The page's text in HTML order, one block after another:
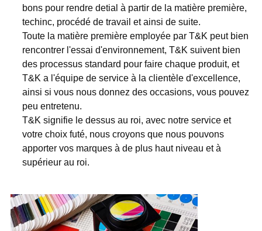
bons pour rendre detial à partir de la matière première,
techinc, procédé de travail et ainsi de suite.
Toute la matière première employée par T&K peut bien
rencontrer l'essai d'environnement, T&K suivent bien
des processus standard pour faire chaque produit, et
T&K a l'équipe de service à la clientèle d'excellence,
ainsi si vous nous donnez des occasions, vous pouvez
peu entretenu.
T&K signifie le dessus au roi, avec notre service et
votre choix futé, nous croyons que nous pouvons
apporter vos marques à de plus haut niveau et à
supérieur au roi.